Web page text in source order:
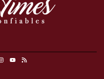
Instagram